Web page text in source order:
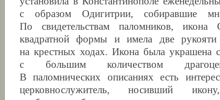
с образом Одигитрии, собиравшие
По свидетельствам паломников, икона
квадратной формы и имела две
на крестных ходах. Икона была украшена
с большим количеством
В паломнических описаниях есть
церковнослужитель, носивший